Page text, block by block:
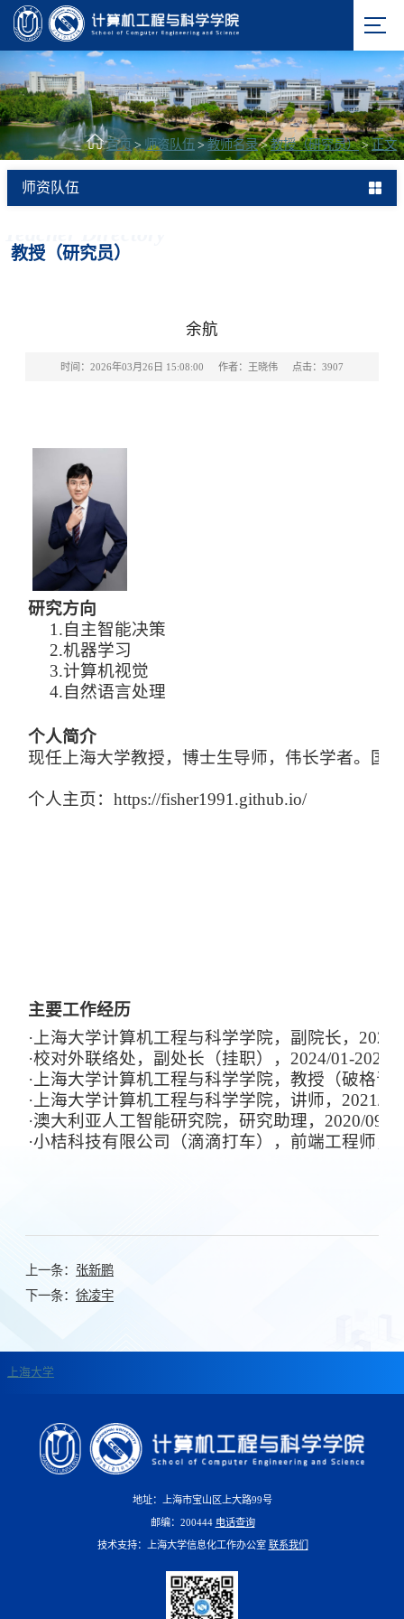
首页 > 师资队伍 >教师名录>教授（研究员）>正文
师资队伍
教授（研究员）
余航
时间：2026年03月26日 15:08:00 作者：王晓伟 点击： 3907
研究方向
1.自主智能决策
2.机器学习
3.计算机视觉
4.自然语言处理
个人简介
现任上海大学教授，博士生导师，伟长学者。国
个人主页：https://fisher1991.github.io/
主要工作经历
·上海大学计算机工程与科学学院，副院长，2026/
·校对外联络处，副处长（挂职），2024/01-2025/
·上海大学计算机工程与科学学院，教授（破格晋
·上海大学计算机工程与科学学院，讲师，2021/
·澳大利亚人工智能研究院，研究助理，2020/09-
·小桔科技有限公司（滴滴打车），前端工程师，
上一条： 张新鹏
下一条： 徐凌宇
上海大学
地址：上海市宝山区上大路99号
邮编：200444 电话查询
技术支持：上海大学信息化工作办公室 联系我们